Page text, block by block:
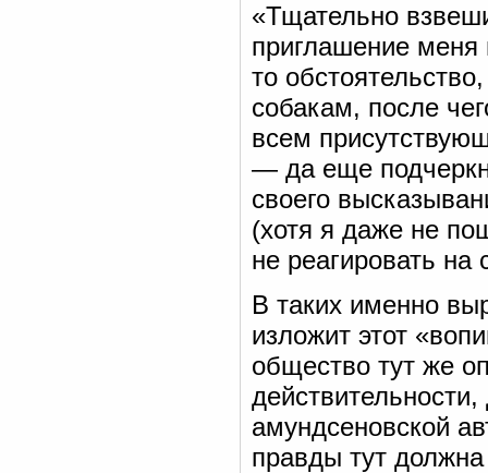
«Тщательно
приглашение меня
то
собакам, после
всем
— да еще
своего
(хотя я даже не
не реагировать на
В таких именно
изложит этот
общество тут же
амундсеновской
правды тут